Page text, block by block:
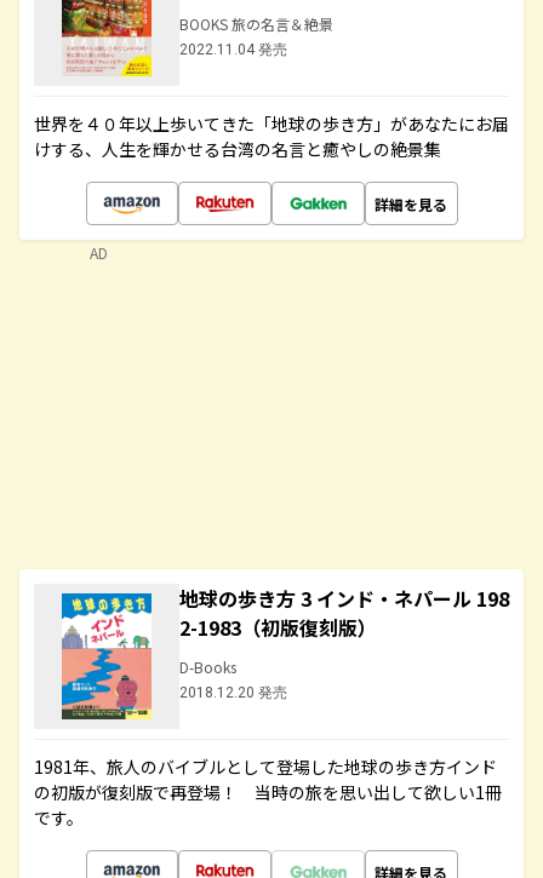
BOOKS 旅の名言＆絶景
2022.11.04 発売
世界を４０年以上歩いてきた「地球の歩き方」があなたにお届
けする、人生を輝かせる台湾の名言と癒やしの絶景集
詳細を見る
地球の歩き方 3 インド・ネパール 198
2-1983（初版復刻版）
D-Books
2018.12.20 発売
1981年、旅人のバイブルとして登場した地球の歩き方インド
の初版が復刻版で再登場！ 当時の旅を思い出して欲しい1冊
です。
詳細を見る
AD